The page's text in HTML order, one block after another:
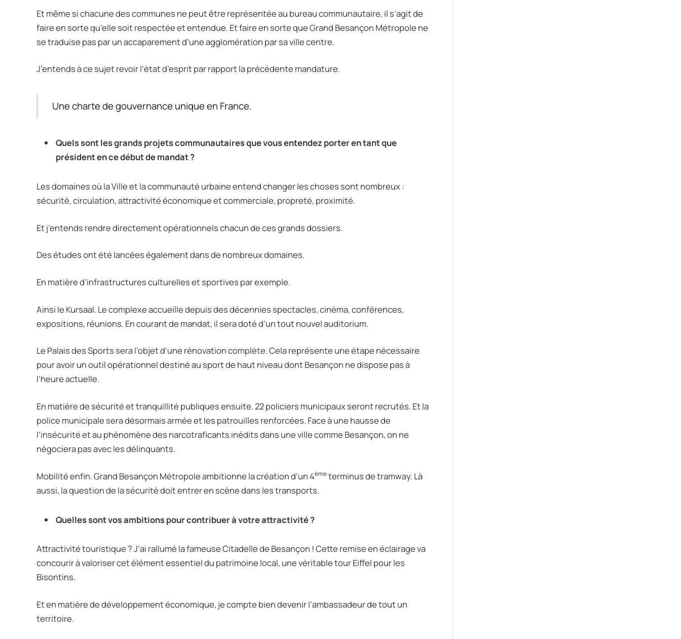
Et même si chacune des communes ne peut être représentée au bureau communautaire, il s’agit de
faire en sorte qu’elle soit respectée et entendue. Et faire en sorte que Grand Besançon Métropole ne
se traduise pas par un accaparement d’une agglomération par sa ville centre.
J’entends à ce sujet revoir l’état d’esprit par rapport la précédente mandature.
Une charte de gouvernance unique en France.
Quels sont les grands projets communautaires que vous entendez porter en tant que
président en ce début de mandat ?
Les domaines où la Ville et la communauté urbaine entend changer les choses sont nombreux :
sécurité, circulation, attractivité économique et commerciale, propreté, proximité.
Et j’entends rendre directement opérationnels chacun de ces grands dossiers.
Des études ont été lancées également dans de nombreux domaines.
En matière d’infrastructures culturelles et sportives par exemple.
Ainsi le Kursaal. Le complexe accueille depuis des décennies spectacles, cinéma, conférences,
expositions, réunions. En courant de mandat, il sera doté d’un tout nouvel auditorium.
Le Palais des Sports sera l’objet d’une rénovation complète. Cela représente une étape nécessaire
pour avoir un outil opérationnel destiné au sport de haut niveau dont Besançon ne dispose pas à
l’heure actuelle.
En matière de sécurité et tranquillité publiques ensuite. 22 policiers municipaux seront recrutés. Et la
police municipale sera désormais armée et les patrouilles renforcées. Face à une hausse de
l’insécurité et au phénomène des narcotraficants inédits dans une ville comme Besançon, on ne
négociera pas avec les délinquants.
Mobilité enfin. Grand Besançon Métropole ambitionne la création d’un 4ème terminus de tramway. Là
aussi, la question de la sécurité doit entrer en scène dans les transports.
Quelles sont vos ambitions pour contribuer à votre attractivité ?
Attractivité touristique ? J’ai rallumé la fameuse Citadelle de Besançon ! Cette remise en éclairage va
concourir à valoriser cet élément essentiel du patrimoine local, une véritable tour Eiffel pour les
Bisontins.
Et en matière de développement économique, je compte bien devenir l’ambassadeur de tout un
territoire.